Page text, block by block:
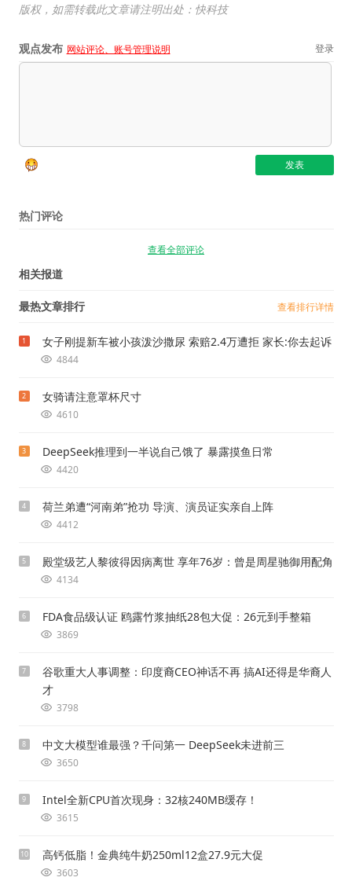
版权，如需转载此文章请注明出处：快科技
观点发布 网站评论、账号管理说明 登录
热门评论
查看全部评论
相关报道
最热文章排行 查看排行详情
1 女子刚提新车被小孩泼沙撒尿 索赔2.4万遭拒 家长:你去起诉
4844
2 女骑请注意罩杯尺寸
4610
3 DeepSeek推理到一半说自己饿了 暴露摸鱼日常
4420
4 荷兰弟遭“河南弟”抢功 导演、演员证实亲自上阵
4412
5 殿堂级艺人黎彼得因病离世 享年76岁：曾是周星驰御用配角
4134
6 FDA食品级认证 鸥露竹浆抽纸28包大促：26元到手整箱
3869
7
谷歌重大人事调整：印度裔CEO神话不再 搞AI还得是华裔人
才
3798
8 中文大模型谁最强？千问第一 DeepSeek未进前三
3650
9 Intel全新CPU首次现身：32核240MB缓存！
3615
10 高钙低脂！金典纯牛奶250ml12盒27.9元大促
3603